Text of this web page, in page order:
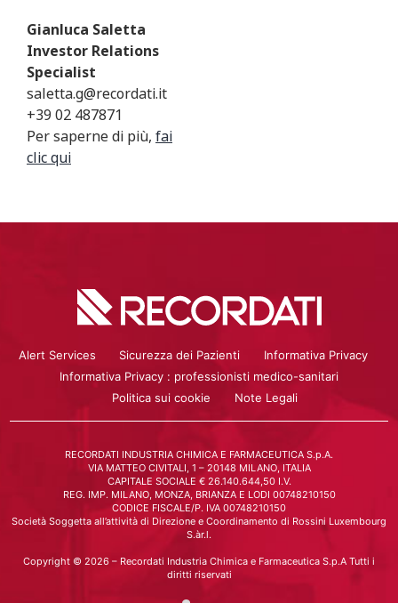
Gianluca Saletta
Investor Relations
Specialist
saletta.g@recordati.it
+39 02 487871
Per saperne di più, fai
clic qui
Alert Services Sicurezza dei Pazienti
Informativa Privacy
Informativa Privacy : professionisti medico-sanitari
Politica sui cookie
Note Legali
RECORDATI INDUSTRIA CHIMICA E FARMACEUTICA S.p.A.
VIA MATTEO CIVITALI, 1 – 20148 MILANO, ITALIA
CAPITALE SOCIALE € 26.140.644,50 I.V.
REG. IMP. MILANO, MONZA, BRIANZA E LODI 00748210150
CODICE FISCALE/P. IVA 00748210150
Società Soggetta all’attività di Direzione e Coordinamento di Rossini Luxembourg
S.àr.l.
Copyright © 2026 – Recordati Industria Chimica e Farmaceutica S.p.A Tutti i
diritti riservati